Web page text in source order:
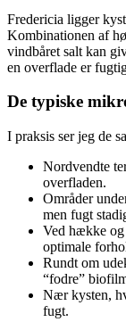
Fredericia ligger
Kombinationen af
vindbåret salt kan
en overflade er
De typiske
I praksis ser jeg de
Nordvendte
overfladen.
Områder
men fugt
Ved hække
optimale
Rundt om
“fodre”
Nær kysten,
fugt.